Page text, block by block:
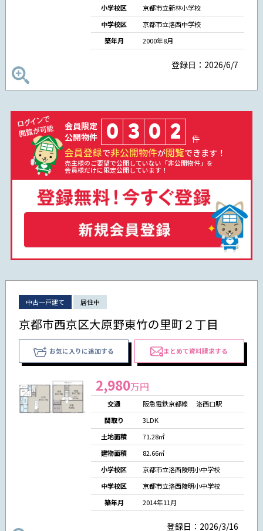
小学校区
京都市立新林小学校
中学校区
京都市立洛西中学校
築年月
2000年8月
登録日：2026/6/7
会員限定
公開物件
0 3 0 2 件
会員登録で非公開物件が閲覧できます！
売主様のご要望で公開していない「非公開物件」を
会員様だけに限定公開しています！
中古一戸建て 居住中
京都市西京区大原野東竹の里町２丁目
お気に入りに追加する まとめて資料請求する
2,980万円
交通
阪急電鉄京都線 洛西口駅
間取り
3LDK
土地面積
71.28㎡
建物面積
82.66㎡
小学校区
京都市立洛西陵明小中学校
中学校区
京都市立洛西陵明小中学校
築年月
2014年11月
登録日：2026/3/16